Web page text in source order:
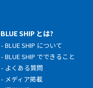
BLUE SHIP とは?
BLUE SHIP について
BLUE SHIP でできること
よくある質問
メディア掲載